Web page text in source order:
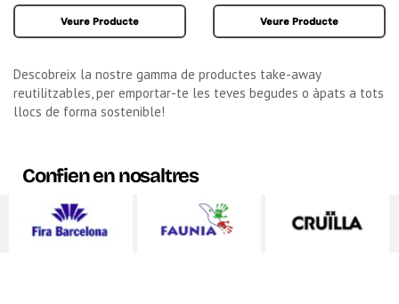
Veure Producte Veure Producte
Descobreix la nostre gamma de productes take-away
reutilitzables, per emportar-te les teves begudes o àpats a tots
llocs de forma sostenible!
Confien en nosaltres